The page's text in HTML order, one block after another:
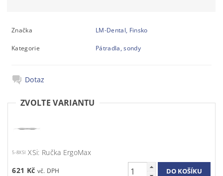
Značka LM-Dental, Finsko
Kategorie Pátradla, sondy
Dotaz
ZVOLTE VARIANTU
5-8XSI XSi: Ručka ErgoMax
621 Kč